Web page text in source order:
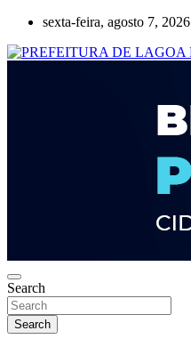
Skip
content
sexta-feira, agosto 7, 2026
Search
Search